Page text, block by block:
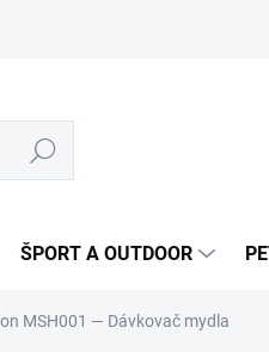
Hľadať
ŠPORT A OUTDOOR
MSH001 — Dávkovač mydla